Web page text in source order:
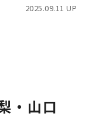
2025.09.11 UP
・山口